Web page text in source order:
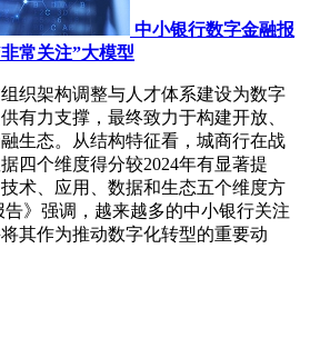
中小银行数字金融报
常关注”大模型
织架构调整与人才体系建设为数字
有力支撑，最终致力于构建开放、
生态。从结构特征看，城商行在战
四个维度得分较2024年有显著提
术、应用、数据和生态五个维度方
》强调，越来越多的中小银行关注
其作为推动数字化转型的重要动